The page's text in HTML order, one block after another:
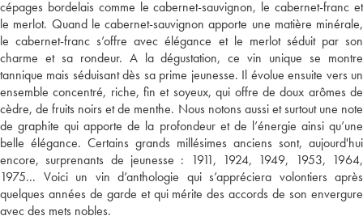
cépages bordelais comme le cabernet-sauvignon, le cabernet-franc et
le merlot. Quand le cabernet-sauvignon apporte une matière minérale,
le cabernet-franc s’offre avec élégance et le merlot séduit par son
charme et sa rondeur. A la dégustation, ce vin unique se montre
tannique mais séduisant dès sa prime jeunesse. Il évolue ensuite vers un
ensemble concentré, riche, fin et soyeux, qui offre de doux arômes de
cèdre, de fruits noirs et de menthe. Nous notons aussi et surtout une note
de graphite qui apporte de la profondeur et de l’énergie ainsi qu’une
belle élégance. Certains grands millésimes anciens sont, aujourd'hui
encore, surprenants de jeunesse : 1911, 1924, 1949, 1953, 1964,
1975... Voici un vin d’anthologie qui s’appréciera volontiers après
quelques années de garde et qui mérite des accords de son envergure
avec des mets nobles.